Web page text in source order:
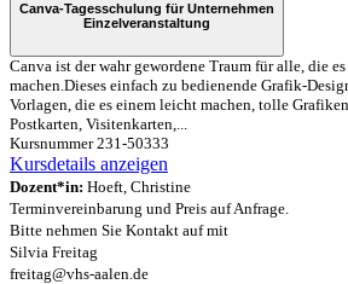
Canva-Tagesschulung für Unternehmen
Einzelveranstaltung
Canva ist der wahr gewordene Traum für alle, die
machen.Dieses einfach zu bedienende Grafik-
Vorlagen, die es einem leicht machen, tolle
Postkarten, Visitenkarten,...
Kursnummer 231-50333
Kursdetails anzeigen
Dozent*in: Hoeft, Christine
Terminvereinbarung und Preis auf Anfrage.
Bitte nehmen Sie Kontakt auf mit
Silvia Freitag
freitag@vhs-aalen.de